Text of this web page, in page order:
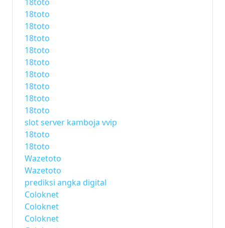
18toto
18toto
18toto
18toto
18toto
18toto
18toto
18toto
18toto
slot server kamboja vvip
18toto
18toto
Wazetoto
Wazetoto
prediksi angka digital
Coloknet
Coloknet
Coloknet